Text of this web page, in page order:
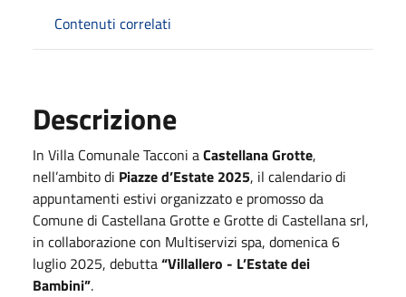
Contenuti correlati
Descrizione
In Villa Comunale Tacconi aCastellana Grotte,
nell’ambito di Piazze d’Estate 2025, il calendario di
appuntamenti estivi organizzato e promosso da
Comune di Castellana Grotte e Grotte di Castellana srl,
in collaborazione con Multiservizi spa, domenica 6
luglio 2025, debutta“Villallero - L’Estate dei
Bambini”.